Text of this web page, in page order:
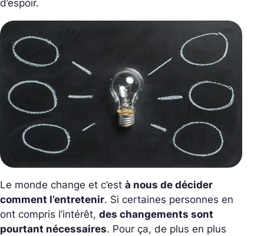
d’espoir.
Le monde change et c’est à nous de décider
comment l’entretenir. Si certaines personnes en
ont compris l’intérêt, des changements sont
pourtant nécessaires. Pour ça, de plus en plus